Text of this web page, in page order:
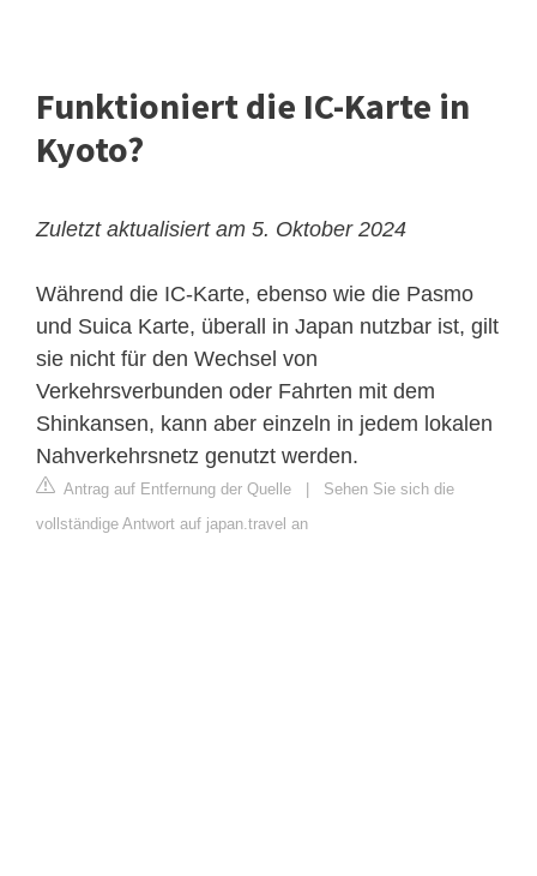
Funktioniert die IC-Karte in
Kyoto?
Zuletzt aktualisiert am 5. Oktober 2024
Während die IC-Karte, ebenso wie die Pasmo
und Suica Karte, überall in Japan nutzbar ist, gilt
sie nicht für den Wechsel von
Verkehrsverbunden oder Fahrten mit dem
Shinkansen, kann aber einzeln in jedem lokalen
Nahverkehrsnetz genutzt werden.
Antrag auf Entfernung der Quelle
Sehen Sie sich die
vollständige Antwort auf japan.travel an